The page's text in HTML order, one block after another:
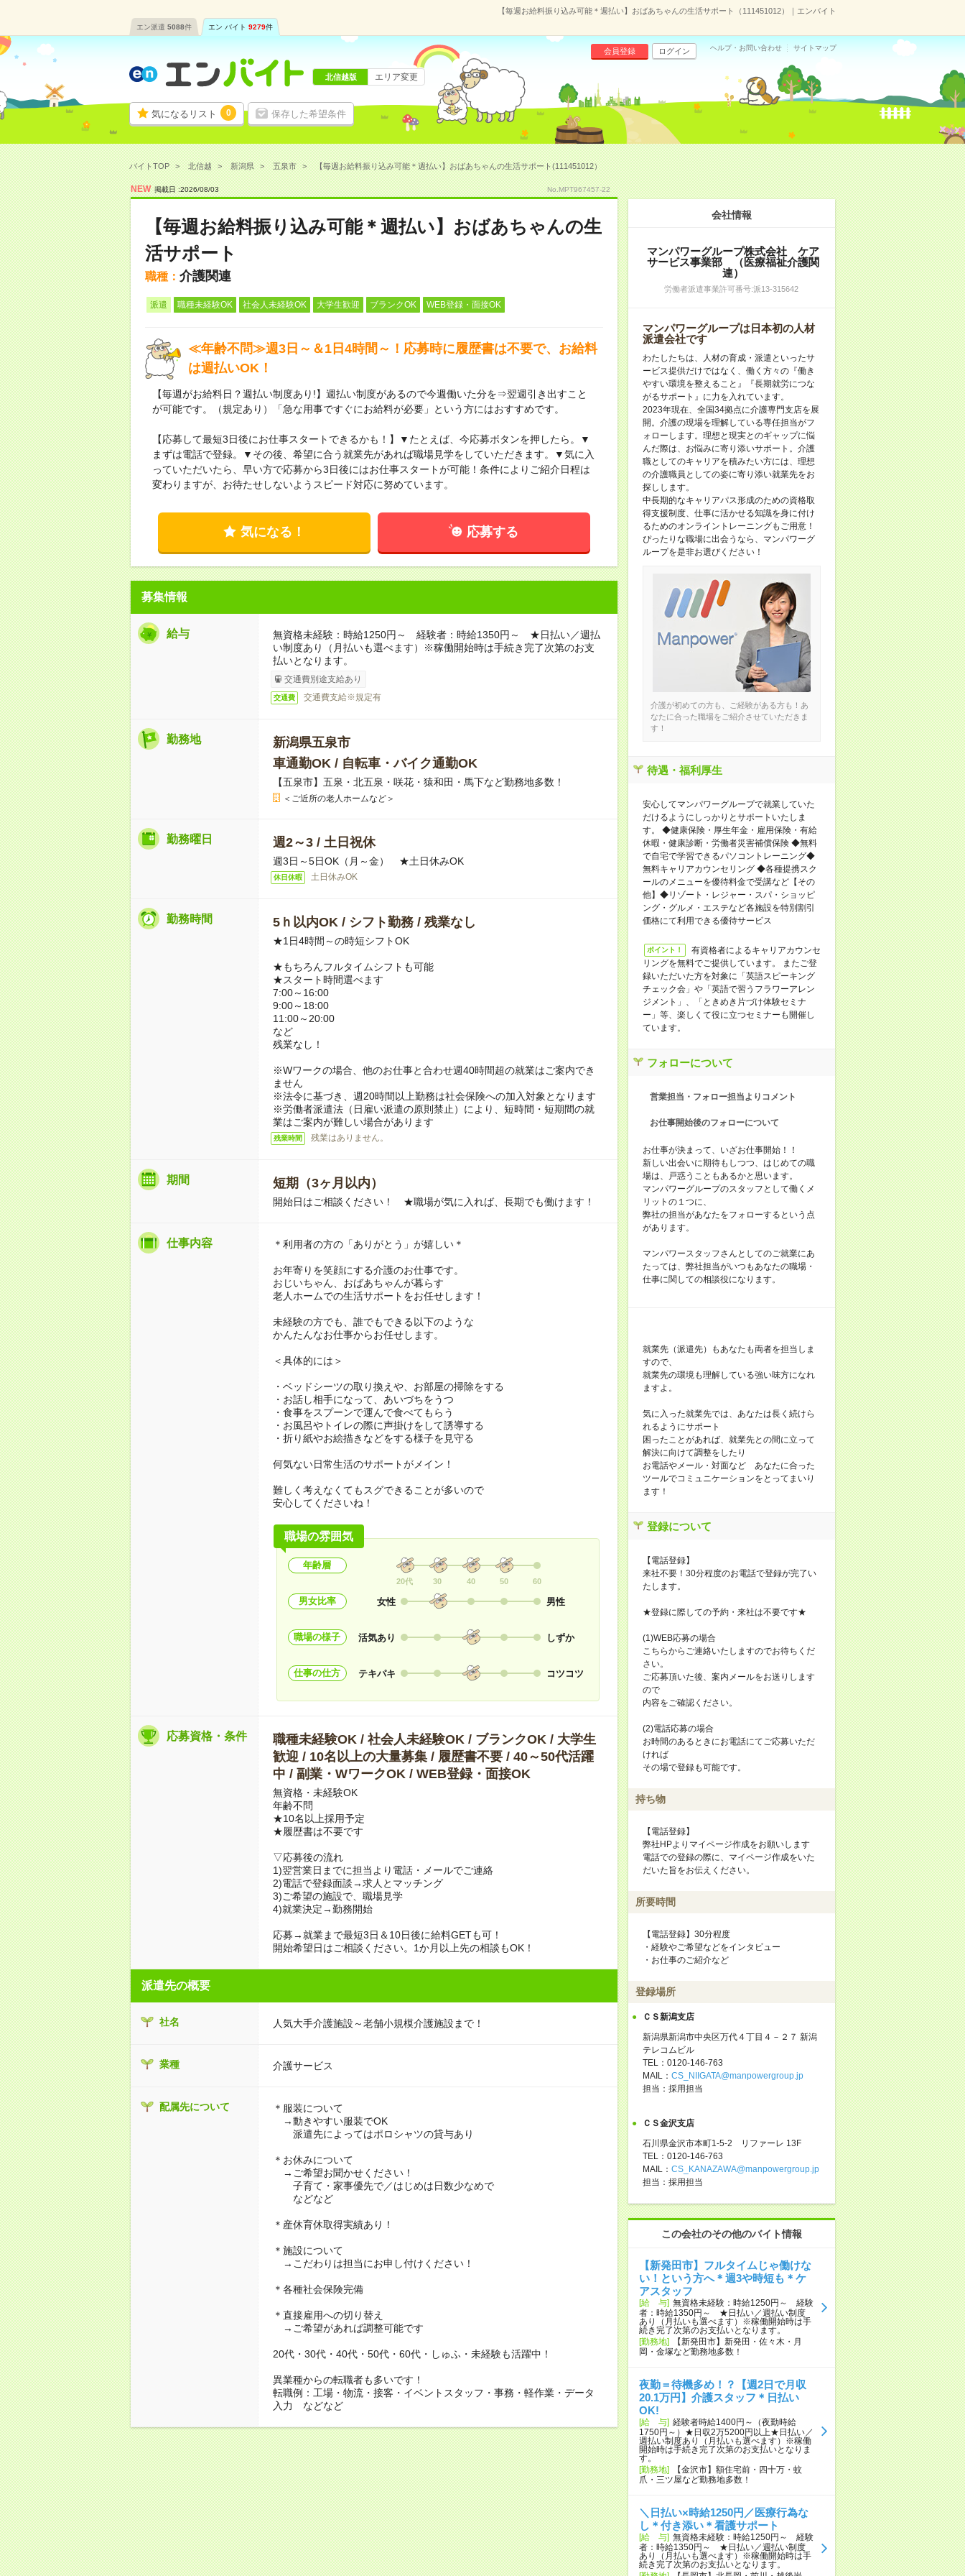
【毎週お給料振り込み可能＊週払い】おばあちゃんの生活サポート（111451012）｜エンバイト
エン派遣 5088件 エン バイト 9279件
気になるリスト 0 保存した希望条件
会員登録 ログイン ヘルプ・お問い合わせ サイトマップ
北信越版 エリア変更
バイトTOP 北信越 新潟県 五泉市 【毎週お給料振り込み可能＊週払い】おばあちゃんの生活サポート(111451012）
NEW 掲載日 :2026/08/03 No.MPT967457-22
【毎週お給料振り込み可能＊週払い】おばあちゃんの生
活サポート
職種： 介護関連
派遣 職種未経験OK 社会人未経験OK 大学生歓迎 ブランクOK WEB登録・面接OK
≪年齢不問≫週3日～＆1日4時間～！応募時に履歴書は不要で、お給料
は週払いOK！
【毎週がお給料日？週払い制度あり!】週払い制度があるので今週働いた分を⇒翌週引き出すこと
が可能です。（規定あり）「急な用事ですぐにお給料が必要」という方にはおすすめです。
【応募して最短3日後にお仕事スタートできるかも！】▼たとえば、今応募ボタンを押したら。▼
まずは電話で登録。▼その後、希望に合う就業先があれば職場見学をしていただきます。▼気に入
っていただいたら、早い方で応募から3日後にはお仕事スタートが可能！条件によりご紹介日程は
変わりますが、お待たせしないようスピード対応に努めています。
気になる！ 応募する
募集情報
給与
無資格未経験：時給1250円～ 経験者：時給1350円～ ★日払い／週払
い制度あり（月払いも選べます）※稼働開始時は手続き完了次第のお支
払いとなります。
交通費別途支給あり
交通費 交通費支給※規定有
勤務地
新潟県五泉市
車通勤OK / 自転車・バイク通勤OK
【五泉市】五泉・北五泉・咲花・猿和田・馬下など勤務地多数！
＜ご近所の老人ホームなど＞
勤務曜日 週2～3 / 土日祝休
週3日～5日OK（月～金） ★土日休みOK
休日休暇 土日休みOK
勤務時間 5ｈ以内OK / シフト勤務 / 残業なし
★1日4時間～の時短シフトOK
★もちろんフルタイムシフトも可能
★スタート時間選べます
7:00～16:00
9:00～18:00
11:00～20:00
など
残業なし！
※Wワークの場合、他のお仕事と合わせ週40時間超の就業はご案内でき
ません
※法令に基づき、週20時間以上勤務は社会保険への加入対象となります
※労働者派遣法（日雇い派遣の原則禁止）により、短時間・短期間の就
業はご案内が難しい場合があります
残業時間 残業はありません。
期間 短期（3ヶ月以内）
開始日はご相談ください！ ★職場が気に入れば、長期でも働けます！
仕事内容 ＊利用者の方の「ありがとう」が嬉しい＊
お年寄りを笑顔にする介護のお仕事です。
おじいちゃん、おばあちゃんが暮らす
老人ホームでの生活サポートをお任せします！
未経験の方でも、誰でもできる以下のような
かんたんなお仕事からお任せします。
＜具体的には＞
・ベッドシーツの取り換えや、お部屋の掃除をする
・お話し相手になって、あいづちをうつ
・食事をスプーンで運んで食べてもらう
・お風呂やトイレの際に声掛けをして誘導する
・折り紙やお絵描きなどをする様子を見守る
何気ない日常生活のサポートがメイン！
難しく考えなくてもスグできることが多いので
安心してくださいね！
職場の雰囲気
年齢層
20代 30 40 50 60
男女比率 女性 男性
職場の様子 活気あり しずか
仕事の仕方 テキパキ コツコツ
応募資格・条件
職種未経験OK / 社会人未経験OK / ブランクOK / 大学生
歓迎 / 10名以上の大量募集 / 履歴書不要 / 40～50代活躍
中 / 副業・WワークOK / WEB登録・面接OK
無資格・未経験OK
年齢不問
★10名以上採用予定
★履歴書は不要です
▽応募後の流れ
1)翌営業日までに担当より電話・メールでご連絡
2)電話で登録面談→求人とマッチング
3)ご希望の施設で、職場見学
4)就業決定→勤務開始
応募→就業まで最短3日＆10日後に給料GETも可！
開始希望日はご相談ください。1か月以上先の相談もOK！
派遣先の概要
社名 人気大手介護施設～老舗小規模介護施設まで！
業種 介護サービス
配属先について
＊服装について
→動きやすい服装でOK
派遣先によってはポロシャツの貸与あり
＊お休みについて
→ご希望お聞かせください！
子育て・家事優先で／はじめは日数少なめで
などなど
＊産休育休取得実績あり！
＊施設について
→こだわりは担当にお申し付けください！
＊各種社会保険完備
＊直接雇用への切り替え
→ご希望があれば調整可能です
20代・30代・40代・50代・60代・しゅふ・未経験も活躍中！
異業種からの転職者も多いです！
転職例：工場・物流・接客・イベントスタッフ・事務・軽作業・データ
入力 などなど
会社情報
マンパワーグループ株式会社 ケア
サービス事業部 （医療福祉介護関
連）
労働者派遣事業許可番号:派13-315642
マンパワーグループは⽇本初の⼈材
派遣会社です
わたしたちは、人材の育成・派遣といったサ
ービス提供だけではなく、働く方々の『働き
やすい環境を整えること』『長期就労につな
がるサポート』に力を入れています。
2023年現在、全国34拠点に介護専門支店を展
開。介護の現場を理解している専任担当がフ
ォローします。理想と現実とのギャップに悩
んだ際は、お悩みに寄り添いサポート。介護
職としてのキャリアを積みたい方には、理想
の介護職員としての姿に寄り添い就業先をお
探しします。
中長期的なキャリアパス形成のための資格取
得支援制度、仕事に活かせる知識を身に付け
るためのオンライントレーニングもご用意！
ぴったりな職場に出会うなら、マンパワーグ
ループを是非お選びください！
介護が初めての方も、ご経験がある方も！あ
なたに合った職場をご紹介させていただきま
す！
待遇・福利厚生
安⼼してマンパワーグループで就業していた
だけるようにしっかりとサポートいたしま
す。 ◆健康保険・厚⽣年⾦・雇⽤保険・有給
休暇・健康診断・労働者災害補償保険 ◆無料
で⾃宅で学習できるパソコントレーニング◆
無料キャリアカウンセリング ◆各種提携スク
ールのメニューを優待料⾦で受講など【その
他】◆リゾート・レジャー・スパ・ショッピ
ング・グルメ・エステなど各施設を特別割引
価格にて利⽤できる優待サービス
ポイント！
有資格者によるキャリアカウンセ
リングを無料でご提供しています。 またご登
録いただいた⽅を対象に「英語スピーキング
チェック会」や「英語で習うフラワーアレン
ジメント」、「ときめき⽚づけ体験セミナ
ー」等、楽しくて役に⽴つセミナーも開催し
ています。
フォローについて
営業担当・フォロー担当よりコメント
お仕事開始後のフォローについて
お仕事が決まって、いざお仕事開始！！
新しい出会いに期待もしつつ、はじめての職
場は、戸惑うこともあるかと思います。
マンパワーグループのスタッフとして働くメ
リットの１つに、
弊社の担当があなたをフォローするという点
があります。
マンパワースタッフさんとしてのご就業にあ
たっては、弊社担当がいつもあなたの職場・
仕事に関しての相談役になります。
就業先（派遣先）もあなたも両者を担当しま
すので、
就業先の環境も理解している強い味方になれ
ますよ。
気に入った就業先では、あなたは長く続けら
れるようにサポート
困ったことがあれば、就業先との間に立って
解決に向けて調整をしたり
お電話やメール・対面など あなたに合った
ツールでコミュニケーションをとってまいり
ます！
登録について
【電話登録】
来社不要！30分程度のお電話で登録が完了い
たします。
★登録に際しての予約・来社は不要です★
(1)WEB応募の場合
こちらからご連絡いたしますのでお待ちくだ
さい。
ご応募頂いた後、案内メールをお送りします
ので
内容をご確認ください。
(2)電話応募の場合
お時間のあるときにお電話にてご応募いただ
ければ
その場で登録も可能です。
持ち物
【電話登録】
弊社HPよりマイページ作成をお願いします
電話での登録の際に、マイページ作成をいた
だいた旨をお伝えください。
所要時間
【電話登録】30分程度
・経験やご希望などをインタビュー
・お仕事のご紹介など
登録場所
ＣＳ新潟支店
新潟県新潟市中央区万代４丁目４－２７ 新潟
テレコムビル
TEL：0120-146-763
MAIL： CS_NIIGATA@manpowergroup.jp
担当：採⽤担当
ＣＳ金沢支店
石川県金沢市本町1-5-2 リファーレ 13F
TEL：0120-146-763
MAIL： CS_KANAZAWA@manpowergroup.jp
担当：採用担当
この会社のその他のバイト情報
【新発田市】フルタイムじゃ働けな
い！という方へ＊週3や時短も＊ケ
アスタッフ
[給 与] 無資格未経験：時給1250円～ 経験
者：時給1350円～ ★日払い／週払い制度
あり（月払いも選べます）※稼働開始時は手
続き完了次第のお支払いとなります。
[勤務地]
【新発田市】新発田・佐々木・月
岡・金塚など勤務地多数！
夜勤＝待機多め！？【週2日で月収
20.1万円】介護スタッフ＊日払い
OK!
[給 与] 経験者時給1400円～（夜勤時給
1750円～）★日収2万5200円以上★日払い／
週払い制度あり（月払いも選べます）※稼働
開始時は手続き完了次第のお支払いとなりま
す。
[勤務地]
【金沢市】額住宅前・四十万・蚊
爪・三ツ屋など勤務地多数！
＼日払い×時給1250円／医療行為な
し＊付き添い＊看護サポート
[給 与] 無資格未経験：時給1250円～ 経験
者：時給1350円～ ★日払い／週払い制度
あり（月払いも選べます）※稼働開始時は手
続き完了次第のお支払いとなります。